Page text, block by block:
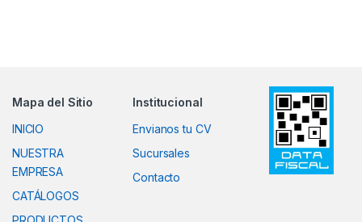
Mapa del Sitio
INICIO
NUESTRA
EMPRESA
CATÁLOGOS
Institucional
Envianos tu CV
Sucursales
Contacto